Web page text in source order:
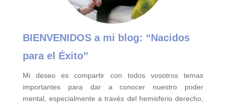
BIENVENIDOS a mi blog: “Nacidos
para el Éxito”
Mi deseo es compartir con todos vosotros temas
importantes para
dar a conocer nuestro poder
mental, especialmente a través del hemisferio derecho,